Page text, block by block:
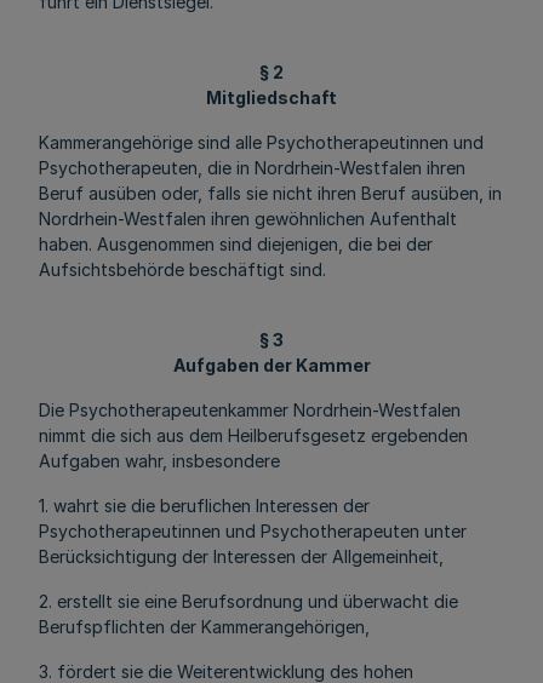
§ 2
Mitgliedschaft
Kammerangehörige sind alle Psychotherapeutinnen und
Psychotherapeuten, die in Nordrhein-Westfalen ihren
Beruf ausüben oder, falls sie nicht ihren Beruf ausüben, in
Nordrhein-Westfalen ihren gewöhnlichen Aufenthalt
haben. Ausgenommen sind diejenigen, die bei der
Aufsichtsbehörde beschäftigt sind.
§ 3
Aufgaben der Kammer
Die Psychotherapeutenkammer Nordrhein-Westfalen
nimmt die sich aus dem Heilberufsgesetz ergebenden
Aufgaben wahr, insbesondere
1. wahrt sie die beruflichen Interessen der
Psychotherapeutinnen und Psychotherapeuten unter
Berücksichtigung der Interessen der Allgemeinheit,
2. erstellt sie eine Berufsordnung und überwacht die
Berufspflichten der Kammerangehörigen,
3. fördert sie die Weiterentwicklung des hohen